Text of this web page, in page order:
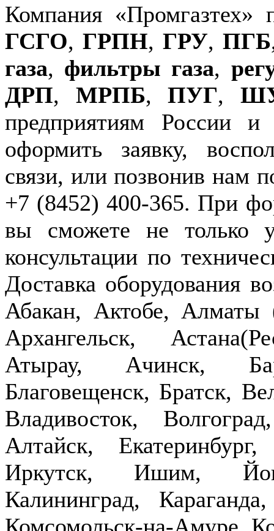
Компания «Промгазтех»
ГСГО, ГРПН, ГРУ, ПГБ
газа, фильтры газа,
ДРП, МРПБ,ПУГ,
предприятиям России
оформить заявку,
связи, или позвонив нам
+7 (8452) 400-365. При
вы сможете не только
консультации по
Доставка оборудования
Абакан, Актобе,
Архангельск,
Атырау, Ачинск,
Благовещенск, Братск,
Владивосток,
Алтайск,
Иркутск, Ишим,
Калининград,
Комсомольск-на-Амуре,